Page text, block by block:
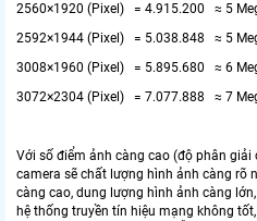
2560×1920 (Pixel) = 4.915.200 ≈ 5
2592×1944 (Pixel) = 5.038.848 ≈ 5
3008×1960 (Pixel) = 5.895.680 ≈ 6
3072×2304 (Pixel) = 7.077.888 ≈ 7
Với số điểm ảnh càng cao (độ phân giải
camera sẽ chất lượng hình ảnh càng rõ
càng cao, dung lượng hình ảnh càng
hệ thống truyền tín hiệu mạng không